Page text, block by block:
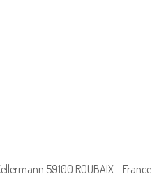
59100 ROUBAIX – France